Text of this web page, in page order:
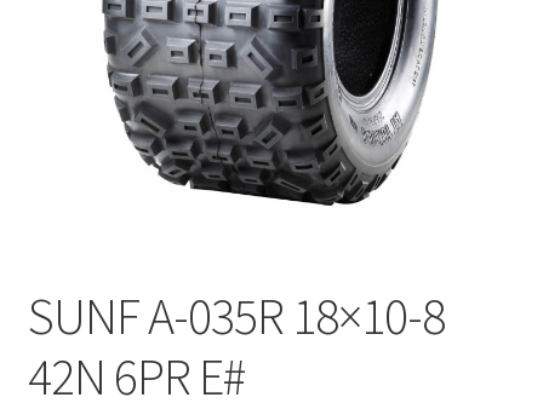
SUNF A-035R 18×10-8
42N 6PR E#